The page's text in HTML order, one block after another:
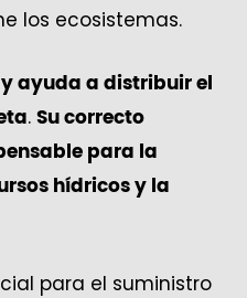
los ecosistemas.
ayuda a distribuir el
. Su correcto
para la
hídricos y la
para el suministro